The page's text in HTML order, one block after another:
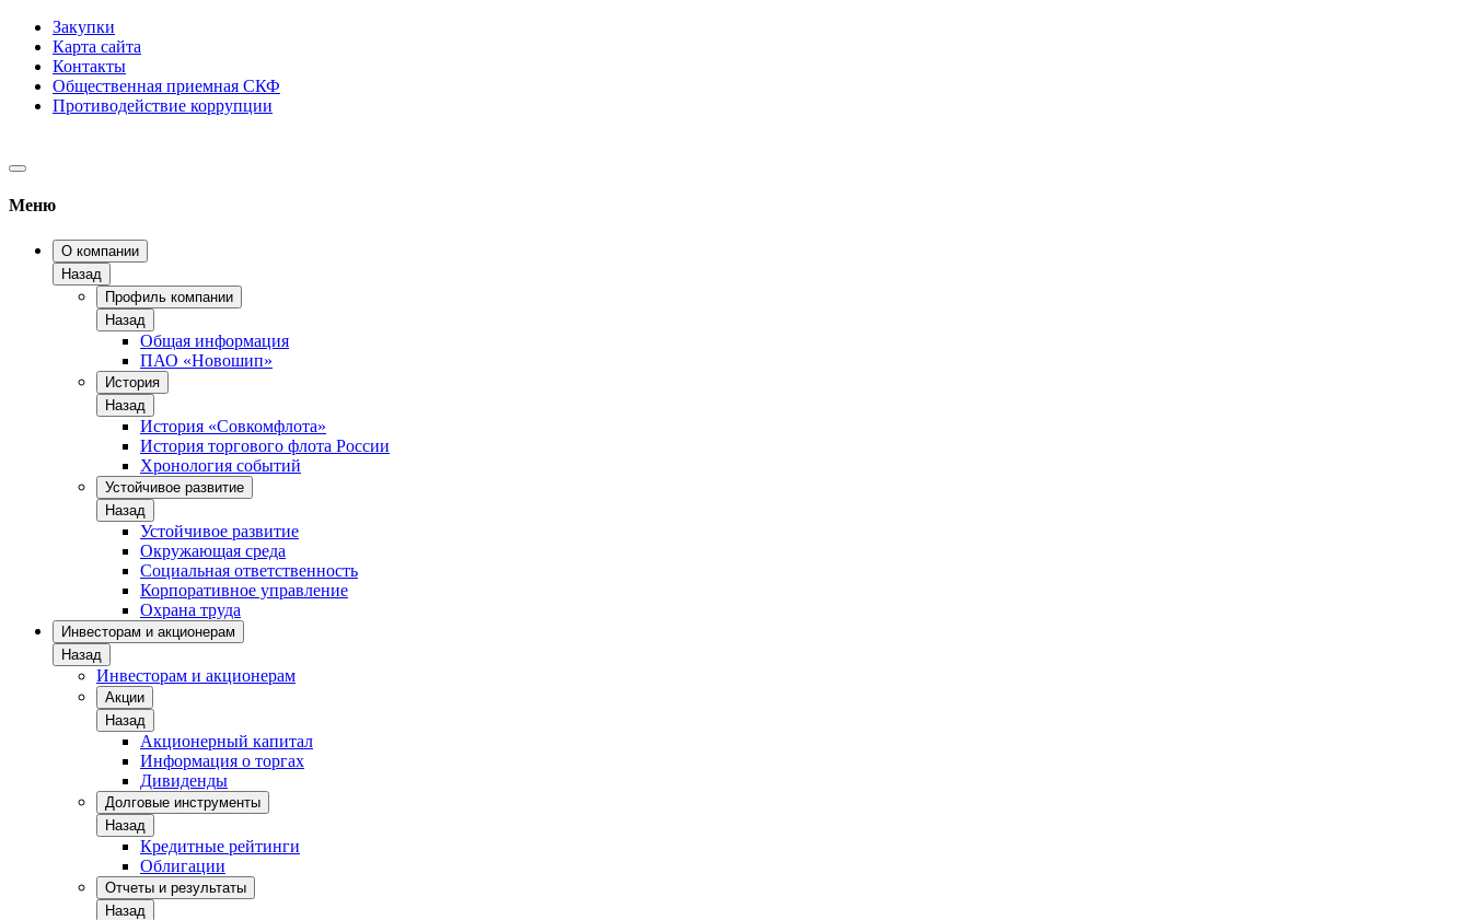
Закупки
Карта сайта
Контакты
Общественная приемная СКФ
Противодействие коррупции
Меню
О компании
Назад
Профиль компании
Назад
Общая информация
ПАО «Новошип»
История
Назад
История «Совкомфлота»
История торгового флота России
Хронология событий
Устойчивое развитие
Назад
Устойчивое развитие
Окружающая среда
Социальная ответственность
Корпоративное управление
Охрана труда
Инвесторам и акционерам
Назад
Инвесторам и акционерам
Акции
Назад
Акционерный капитал
Информация о торгах
Дивиденды
Долговые инструменты
Назад
Кредитные рейтинги
Облигации
Отчеты и результаты
Назад